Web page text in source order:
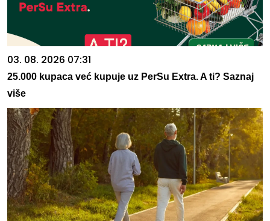
03. 08. 2026 07:31
25.000 kupaca već kupuje uz PerSu Extra. A ti? Saznaj
više